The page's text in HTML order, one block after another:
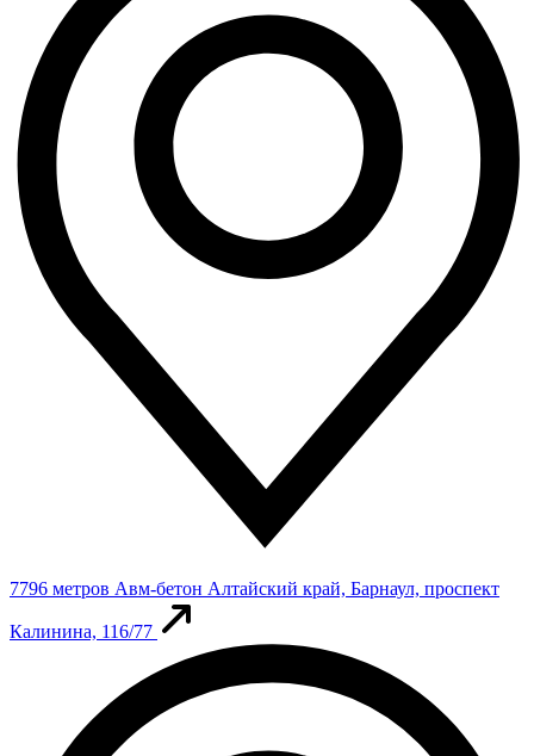
7796 метров Авм-бетон Алтайский край, Барнаул, проспект
Калинина, 116/77